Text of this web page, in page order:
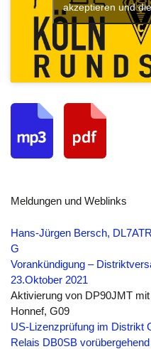
akzeptieren und
Meldungen und Weblinks
Hans-Jürgen Bersch,
G
Vorankündigung –
23.Oktober 2021
Aktivierung von DP90JMT
Honnef, G09
US-Lizenzprüfung im Distrikt
Relais DB0SB